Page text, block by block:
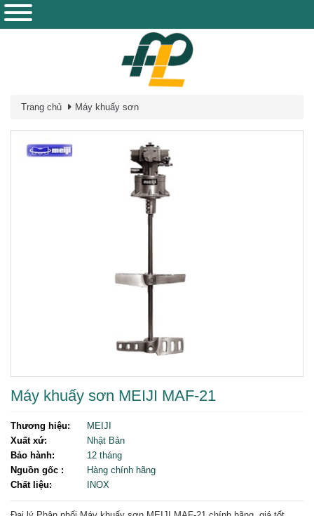
Trang chủ Máy khuấy sơn
Máy khuấy sơn MEIJI MAF-21
Thương hiệu:
MEIJI
Xuất xứ:
Nhật Bản
Bảo hành:
12 tháng
Nguồn gốc :
Hàng chính hãng
Chất liệu:
INOX